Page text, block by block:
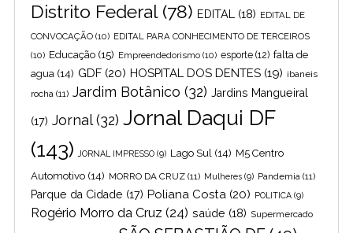
Distrito Federal(78) EDITAL (18) EDITAL DE
CONVOCAÇÃO (10) EDITAL PARA CONHECIMENTO DE TERCEIROS
(10) Educação (15) Empreendedorismo (10) esporte (12) falta de
agua (14) GDF (20) HOSPITAL DOS DENTES (19) ibaneis
rocha (11) Jardim Botânico (32) Jardins Mangueiral
(17) Jornal(32) Jornal Daqui DF
(143)
JORNAL IMPRESSO (9) Lago Sul (14) M5 Centro
Automotivo (14) MORRO DA CRUZ (11) Mulheres (9) Pandemia (11)
Parque da Cidade (17) Poliana Costa (20) POLITICA (9)
Rogério Morro da Cruz (24) saúde (18) Supermercado